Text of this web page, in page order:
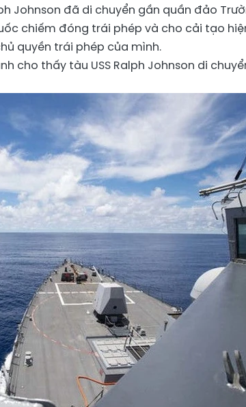
Johnson đã di chuyển gần quần đảo
chiếm đóng trái phép và cho cải tạo
quyền trái phép của mình.
cho thấy tàu USS Ralph Johnson di